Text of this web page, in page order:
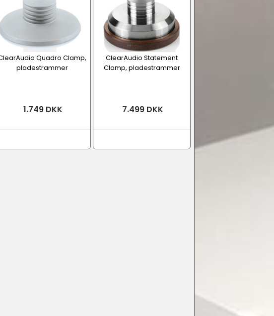
Quadro Clamp,
pladestrammer
1.749 DKK
ClearAudio Statement
Clamp, pladestrammer
7.499 DKK